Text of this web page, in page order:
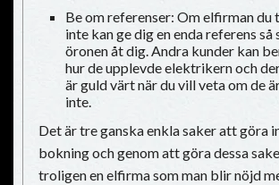
Be om referenser: Om elfirman du
inte kan ge dig en enda referens så
öronen åt dig. Andra kunder kan
hur de upplevde elektrikern och
är guld värt när du vill veta om de
inte.
Det är tre ganska enkla saker att göra
bokning och genom att göra dessa
troligen en elfirma som man blir nöjd